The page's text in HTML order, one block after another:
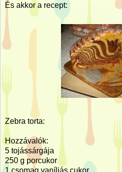
És akkor a recept:
Zebra torta:
Hozzávalók:
5 tojássárgája
250 g porcukor
1 csomag vaníliás cukor